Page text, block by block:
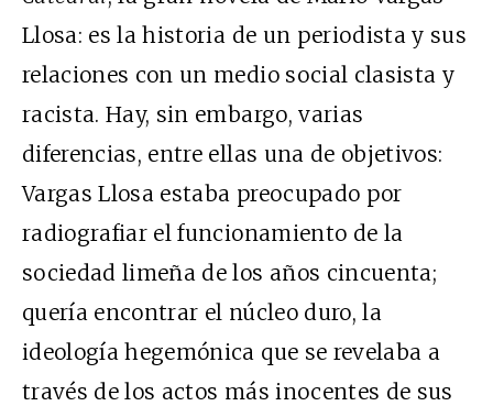
Llosa: es la historia de un periodista y sus
relaciones con un medio social clasista y
racista. Hay, sin embargo, varias
diferencias, entre ellas una de objetivos:
Vargas Llosa estaba preocupado por
radiografiar el funcionamiento de la
sociedad limeña de los años cincuenta;
quería encontrar el núcleo duro, la
ideología hegemónica que se revelaba a
través de los actos más inocentes de sus